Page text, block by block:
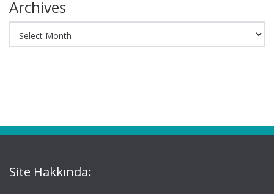
Archives
Site Hakkında: